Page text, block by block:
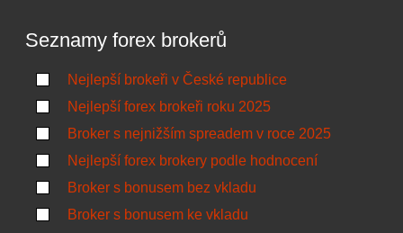
Seznamy forex brokerů
Nejlepší brokeři v České republice
Nejlepší forex brokeři roku 2025
Broker s nejnižším spreadem v roce 2025
Nejlepší forex brokery podle hodnocení
Broker s bonusem bez vkladu
Broker s bonusem ke vkladu